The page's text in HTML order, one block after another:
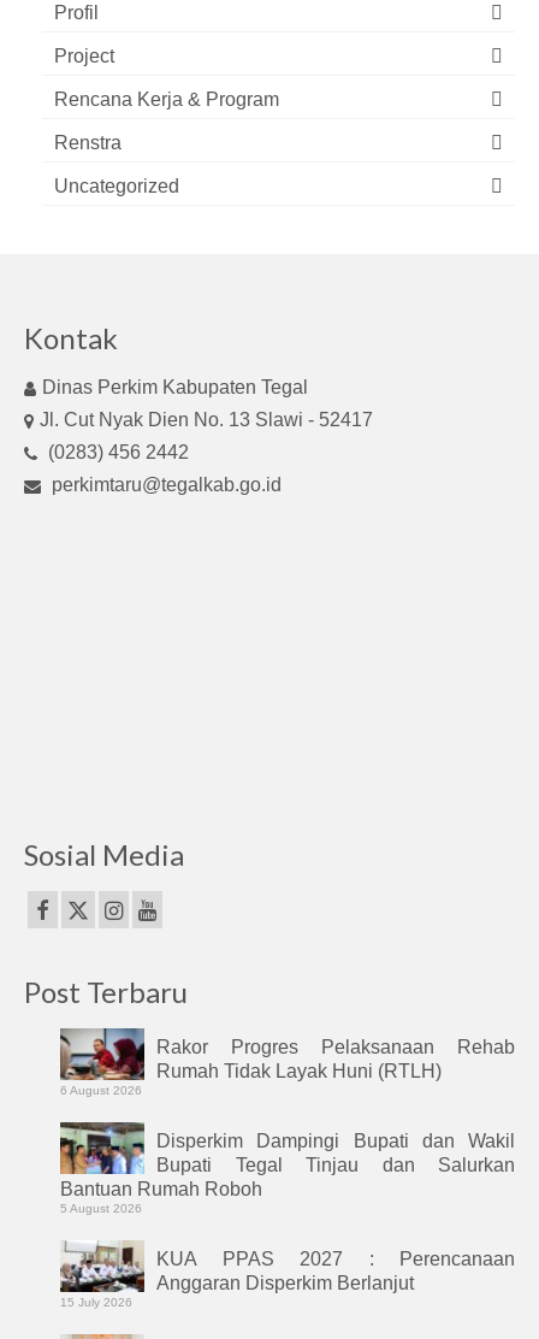
Profil
Project
Rencana Kerja & Program
Renstra
Uncategorized
Kontak
Dinas Perkim Kabupaten Tegal
Jl. Cut Nyak Dien No. 13 Slawi - 52417
(0283) 456 2442
perkimtaru@tegalkab.go.id
Sosial Media
Post Terbaru
Rakor Progres Pelaksanaan Rehab
Rumah Tidak Layak Huni (RTLH)
6 August 2026
Disperkim Dampingi Bupati dan Wakil
Bupati Tegal Tinjau dan Salurkan
Bantuan Rumah Roboh
5 August 2026
KUA PPAS 2027 : Perencanaan
Anggaran Disperkim Berlanjut
15 July 2026